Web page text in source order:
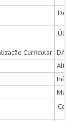
Curricular